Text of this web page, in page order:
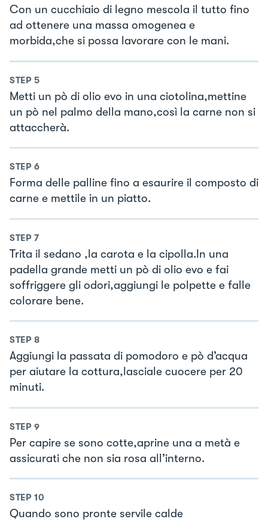
Con un cucchiaio di legno mescola il tutto fino
ad ottenere una massa omogenea e
morbida,che si possa lavorare con le mani.
STEP 5
Metti un pò di olio evo in una ciotolina,mettine
un pò nel palmo della mano,così la carne non si
attaccherà.
STEP 6
Forma delle palline fino a esaurire il composto di
carne e mettile in un piatto.
STEP 7
Trita il sedano ,la carota e la cipolla.In una
padella grande metti un pò di olio evo e fai
soffriggere gli odori,aggiungi le polpette e falle
colorare bene.
STEP 8
Aggiungi la passata di pomodoro e pò d’acqua
per aiutare la cottura,lasciale cuocere per 20
minuti.
STEP 9
Per capire se sono cotte,aprine una a metà e
assicurati che non sia rosa all’interno.
STEP 10
Quando sono pronte servile calde